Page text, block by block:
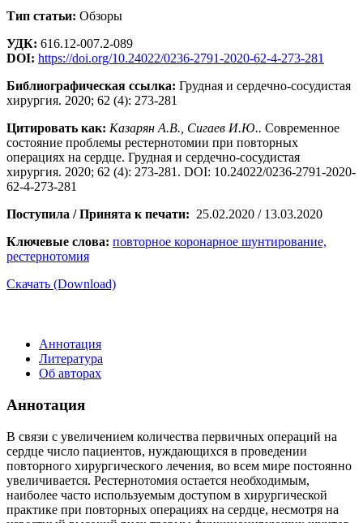
Тип статьи: Обзоры
УДК: 616.12-007.2-089
DOI: https://doi.org/10.24022/0236-2791-2020-62-4-273-281
Библиографическая ссылка: Грудная и сердечно-сосудистая
хирургия. 2020; 62 (4): 273-281
Цитировать как: Казарян А.В., Сигаев И.Ю.. Современное
состояние проблемы рестернотомии при повторных
операциях на сердце. Грудная и сердечно-сосудистая
хирургия. 2020; 62 (4): 273-281. DOI: 10.24022/0236-2791-2020-
62-4-273-281
Поступила / Принята к печати: 25.02.2020 / 13.03.2020
Ключевые слова: повторное коронарное шунтирование,
рестернотомия
Скачать (Download)
Аннотация
Литература
Об авторах
Аннотация
В связи с увеличением количества первичных операций на
сердце число пациентов, нуждающихся в проведении
повторного хирургического лечения, во всем мире постоянно
увеличивается. Рестернотомия остается необходимым,
наиболее часто используемым доступом в хирургической
практике при повторных операциях на сердце, несмотря на